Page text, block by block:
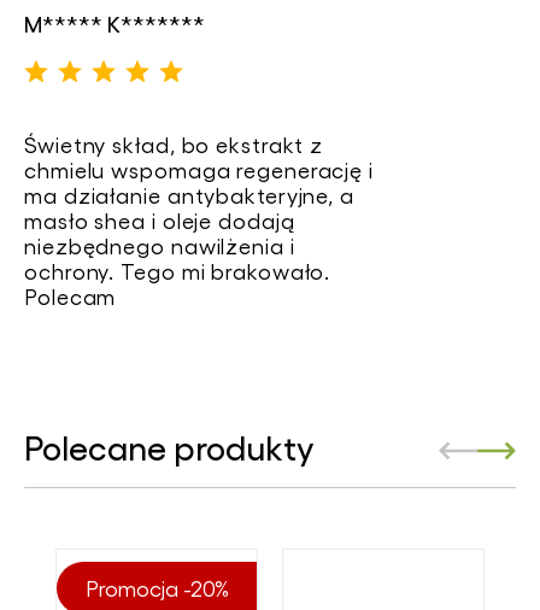
M***** K*******
Świetny skład, bo ekstrakt z
chmielu wspomaga regenerację i
ma działanie antybakteryjne, a
masło shea i oleje dodają
niezbędnego nawilżenia i
ochrony. Tego mi brakowało.
Polecam
Polecane produkty
Promocja -20%